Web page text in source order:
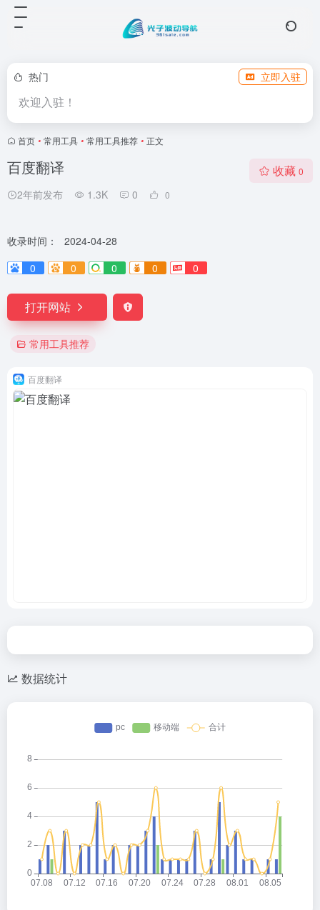
热门 立即入驻
欢迎入驻！
首页 • 常用工具 • 常用工具推荐 • 正文
百度翻译
2年前发布 1.3K 0 0
收藏 0
收录时间：
2024-04-28
0
0 0 0 0
打开网站
常用工具推荐
百度翻译
数据统计